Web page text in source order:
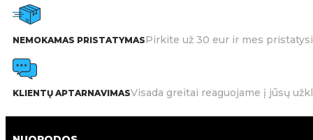
NEMOKAMAS PRISTATYMASPirkite už 30 eur ir mes
KLIENTŲ APTARNAVIMASVisada greitai reaguojame į jūsų